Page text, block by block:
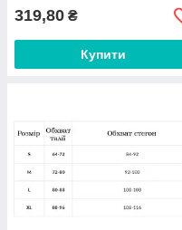
319,80 ₴
Купити